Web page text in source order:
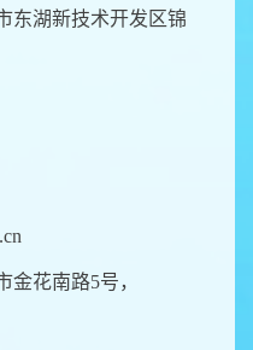
东湖新技术开发区锦
金花南路5号，